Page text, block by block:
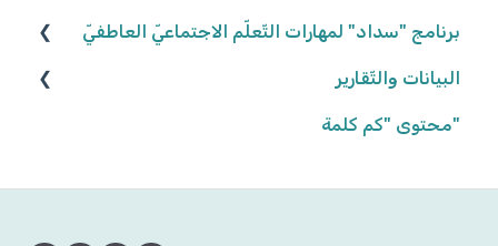
نكتب الواقع، نحلّق في الخيال ٢٠٢٥/٢٠٢٦
كواكب سيّارة ٢٠٢٤/٢٠٢٥
كواكب سيّارة ٢٠٢٣/٢٠٢٤
برنامج "سداد" لمهارات التّعلّم الاجتماعيّ العاطفيّ
تعريف البرنامج
المشاركة في البرنامج
البيانات والتّقارير
بيانات وتقارير التّلاميذ
"محتوى "كم كلمة